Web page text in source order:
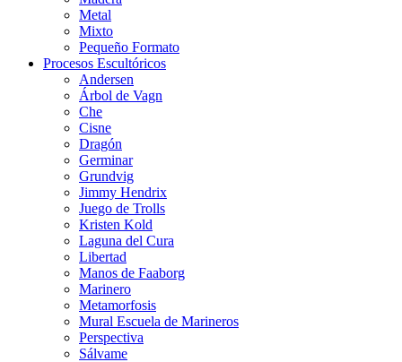
Metal
Mixto
Pequeño Formato
Procesos Escultóricos
Andersen
Árbol de Vagn
Che
Cisne
Dragón
Germinar
Grundvig
Jimmy Hendrix
Juego de Trolls
Kristen Kold
Laguna del Cura
Libertad
Manos de Faaborg
Marinero
Metamorfosis
Mural Escuela de Marineros
Perspectiva
Sálvame